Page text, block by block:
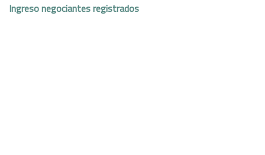
Ingreso negociantes registrados